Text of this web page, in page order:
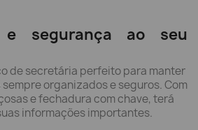
e segurança ao seu
de secretária perfeito para manter
organizados e seguros. Com
e fechadura com chave, terá
informações importantes.